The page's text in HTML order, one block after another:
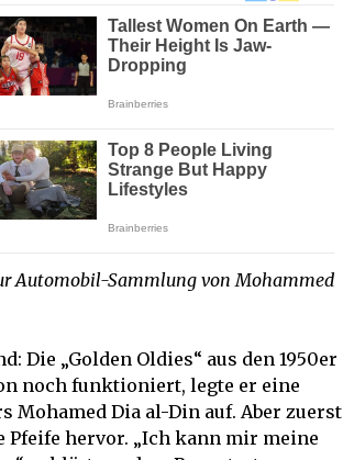
Automobil-Sammlung von Mohammed
Die „Golden Oldies“ aus den 1950er
noch funktioniert, legte er eine
Mohamed Dia al-Din auf. Aber zuerst
hervor. „Ich kann mir meine